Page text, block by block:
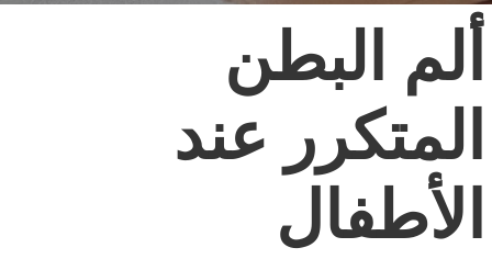
ألم البطن
المتكرر عند
الأطفال